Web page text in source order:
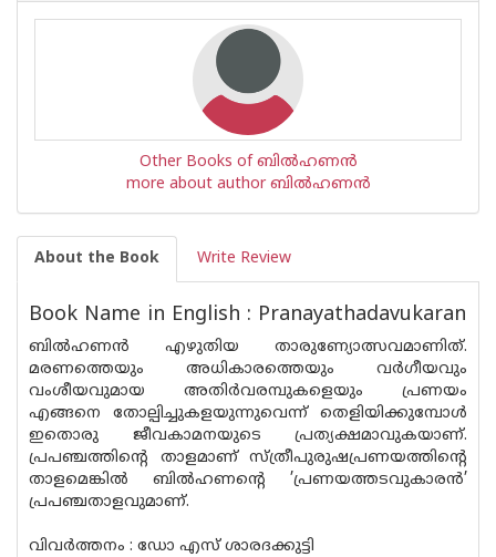
Other Books of ബില്‍ഹണന്‍
more about author ബില്‍ഹണന്‍
About the Book Write Review
Book Name in English : Pranayathadavukaran
ബില്‍ഹണന്‍ എഴുതിയ താരുണ്യോത്സവമാണിത്.
മരണത്തെയും അധികാരത്തെയും വര്‍ഗീയവും
വംശീയവുമായ അതിര്‍വരമ്പുകളെയും പ്രണയം
എങ്ങനെ തോല്പിച്ചുകളയുന്നുവെന്ന് തെളിയിക്കുമ്പോള്‍
ഇതൊരു ജീവകാമനയുടെ പ്രത്യക്ഷമാവുകയാണ്.
പ്രപഞ്ചത്തിന്റെ താളമാണ് സ്ത്രീപുരുഷപ്രണയത്തിന്റെ
താളമെങ്കില്‍ ബില്‍ഹണന്റെ ’പ്രണയത്തടവുകാരന്‍’
പ്രപഞ്ചതാളവുമാണ്.
വിവര്‍ത്തനം : ഡോ എസ് ശാരദക്കുട്ടി